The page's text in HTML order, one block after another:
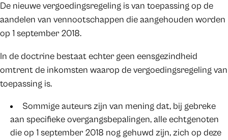
De nieuwe vergoedingsregeling is van toepassing op de
aandelen van vennootschappen die aangehouden worden
op 1 september 2018.
In de doctrine bestaat echter geen eensgezindheid
omtrent de inkomsten waarop de vergoedingsregeling van
toepassing is.
Sommige auteurs zijn van mening dat, bij gebreke
aan specifieke overgangsbepalingen, alle echtgenoten
die op 1 september 2018 nog gehuwd zijn, zich op deze